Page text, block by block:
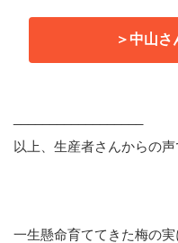
＞中山さ
以上、生産者さんからの声
一生懸命育ててきた梅の